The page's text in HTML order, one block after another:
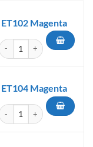
Magenta
quantité de Cartouche Epson
Magenta
quantité de Cartouche Epson